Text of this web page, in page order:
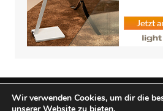
Wir verwenden Cookies, um dir die